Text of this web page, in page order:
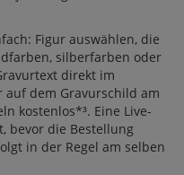
Figur auswählen, die
silberfarben oder
direkt im
auf dem Gravurschild am
kostenlos*³. Eine Live-
bevor die Bestellung
in der Regel am selben